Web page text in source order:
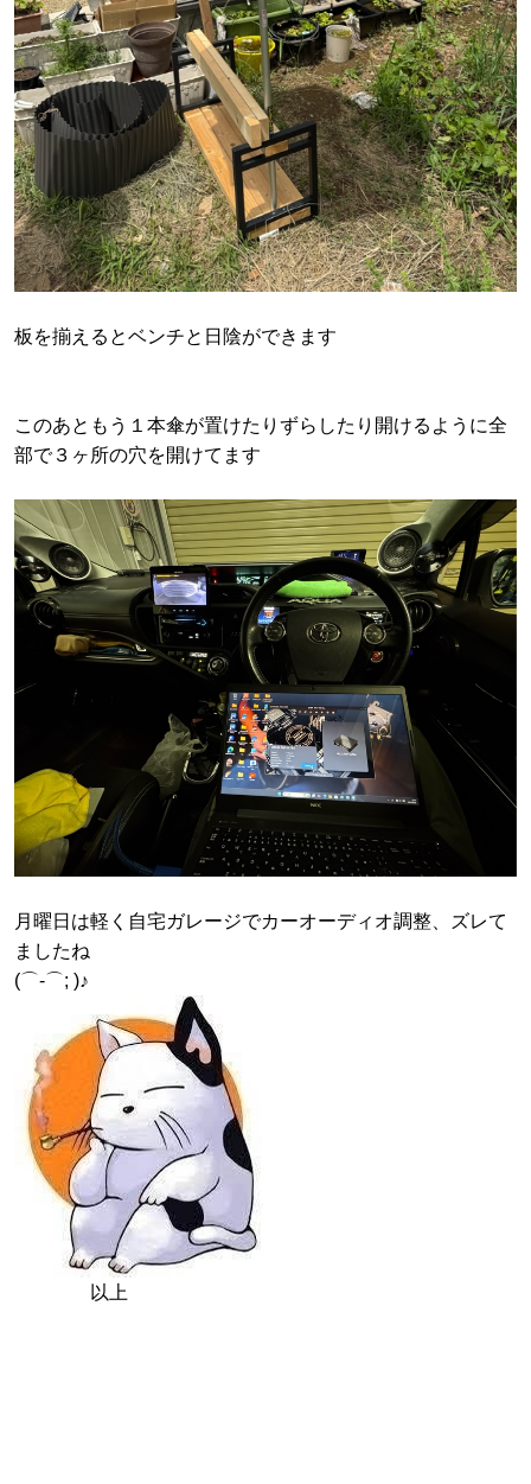
板を揃えるとベンチと日陰ができます
このあともう１本傘が置けたりずらしたり開けるように全
部で３ヶ所の穴を開けてます
月曜日は軽く自宅ガレージでカーオーディオ調整、ズレて
ましたね
(⌒-⌒; )♪
以上